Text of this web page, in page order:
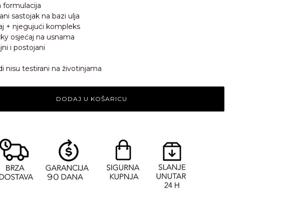
formulacija
sastojak na bazi ulja
+ njegujući kompleks
osjećaj na usnama
i postojani
nisu testirani na životinjama
DODAJ U KOŠARICU